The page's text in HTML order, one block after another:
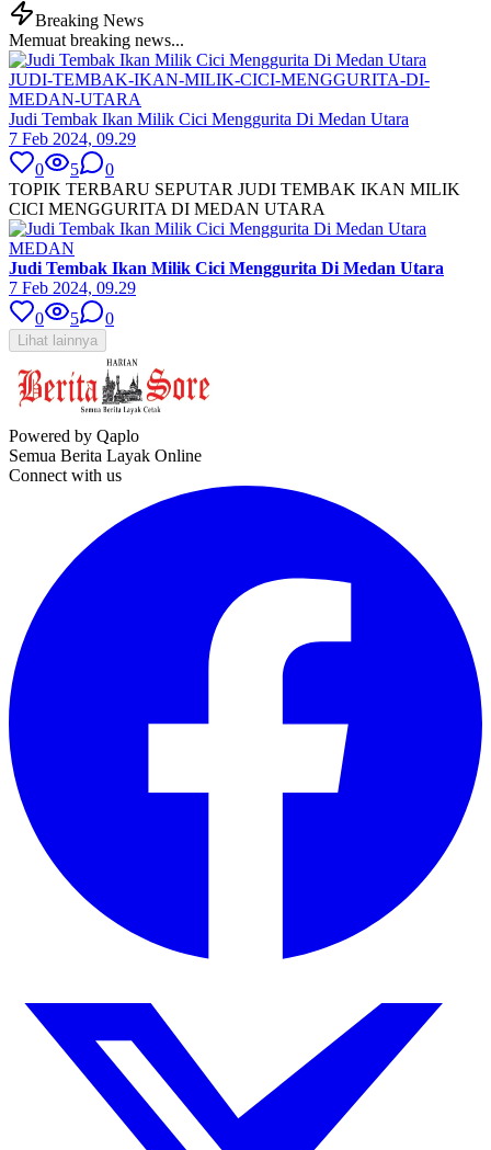
Breaking News
Memuat breaking news...
JUDI-TEMBAK-IKAN-MILIK-CICI-MENGGURITA-DI-
MEDAN-UTARA
Judi Tembak Ikan Milik Cici Menggurita Di Medan Utara
7 Feb 2024, 09.29
0
5
0
TOPIK TERBARU SEPUTAR JUDI TEMBAK IKAN MILIK
CICI MENGGURITA DI MEDAN UTARA
MEDAN
Judi Tembak Ikan Milik Cici Menggurita Di Medan Utara
7 Feb 2024, 09.29
0
5 0
Lihat lainnya
Powered by Qaplo
Semua Berita Layak Online
Connect with us